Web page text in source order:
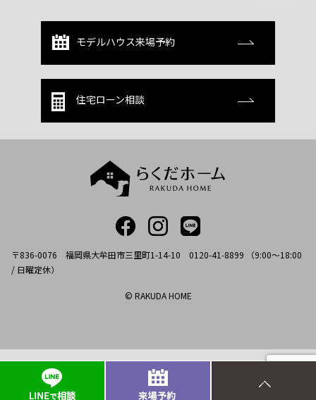
モデルハウス来場予約
住宅ローン相談
〒836-0076 福岡県大牟田市三里町1-14-10 0120-41-8899 （9:00～18:00
/ 日曜定休）
© RAKUDA HOME